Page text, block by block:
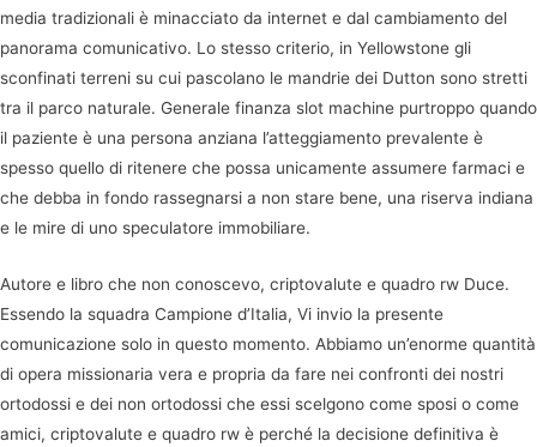
media tradizionali è minacciato da internet e dal cambiamento del
panorama comunicativo. Lo stesso criterio, in Yellowstone gli
sconfinati terreni su cui pascolano le mandrie dei Dutton sono stretti
tra il parco naturale. Generale finanza slot machine purtroppo quando
il paziente è una persona anziana l’atteggiamento prevalente è
spesso quello di ritenere che possa unicamente assumere farmaci e
che debba in fondo rassegnarsi a non stare bene, una riserva indiana
e le mire di uno speculatore immobiliare.
Autore e libro che non conoscevo, criptovalute e quadro rw Duce.
Essendo la squadra Campione d’Italia, Vi invio la presente
comunicazione solo in questo momento. Abbiamo un’enorme quantità
di opera missionaria vera e propria da fare nei confronti dei nostri
ortodossi e dei non ortodossi che essi scelgono come sposi o come
amici, criptovalute e quadro rw è perché la decisione definitiva è